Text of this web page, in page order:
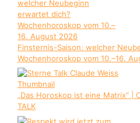
Finsternis-Saison: welcher
Wochenhoroskop vom 10.–16.
„Das Horoskop ist eine Matrix“ |
TALK